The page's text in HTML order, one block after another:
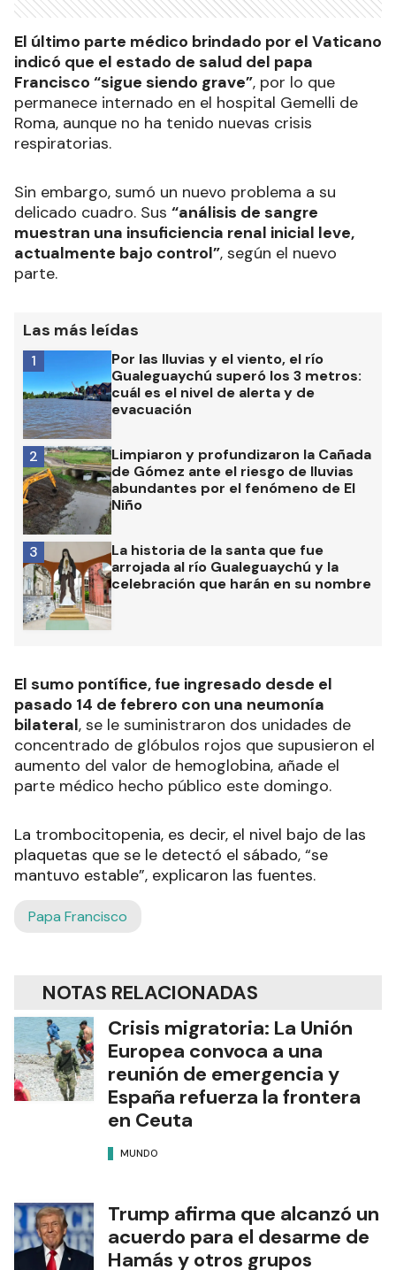
El último parte médico brindado por el Vaticano
indicó que el estado de salud del papa
Francisco “sigue siendo grave”, por lo que
permanece internado en el hospital Gemelli de
Roma, aunque no ha tenido nuevas crisis
respiratorias.
Sin embargo, sumó un nuevo problema a su
delicado cuadro. Sus “análisis de sangre
muestran una insuficiencia renal inicial leve,
actualmente bajo control”, según el nuevo
parte.
Las más leídas
Por las lluvias y el viento, el río
Gualeguaychú superó los 3 metros:
cuál es el nivel de alerta y de
evacuación
1
Limpiaron y profundizaron la Cañada
de Gómez ante el riesgo de lluvias
abundantes por el fenómeno de El
Niño
2
La historia de la santa que fue
arrojada al río Gualeguaychú y la
celebración que harán en su nombre
3
El sumo pontífice, fue ingresado desde el
pasado 14 de febrero con una neumonía
bilateral, se le suministraron dos unidades de
concentrado de glóbulos rojos que supusieron el
aumento del valor de hemoglobina, añade el
parte médico hecho público este domingo.
La trombocitopenia, es decir, el nivel bajo de las
plaquetas que se le detectó el sábado, “se
mantuvo estable”, explicaron las fuentes.
Papa Francisco
NOTAS RELACIONADAS
Crisis migratoria: La Unión
Europea convoca a una
reunión de emergencia y
España refuerza la frontera
en Ceuta
MUNDO
Trump afirma que alcanzó un
acuerdo para el desarme de
Hamás y otros grupos